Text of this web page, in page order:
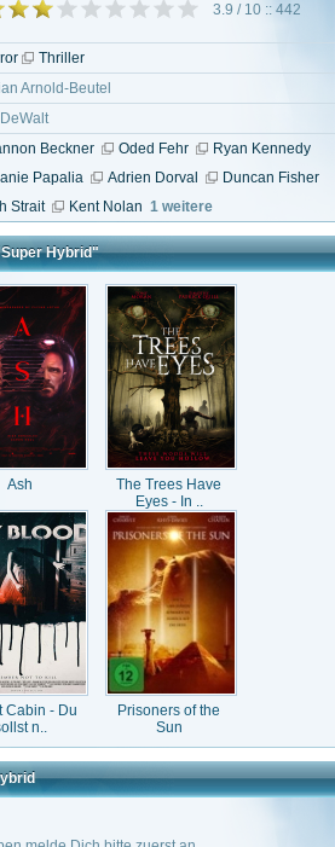
3.9 / 10 :: 442
Thriller
Arnold-Beutel
Beckner Oded Fehr
Ryan Kennedy
Papalia
Adrien Dorval
Duncan Fisher
Strait
Kent Nolan 1 weitere
Hybrid"
Ash
The Trees Have
Eyes - In ..
Cabin - Du
n..
Prisoners of the
Sun